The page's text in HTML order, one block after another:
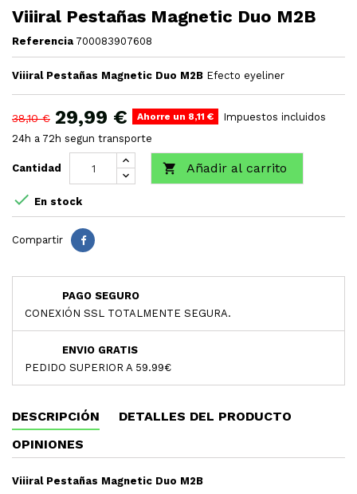
Viiiral Pestañas Magnetic Duo M2B
Referencia 700083907608
Viiiral Pestañas Magnetic Duo M2B Efecto eyeliner
38,10 € 29,99 € Ahorre un 8,11 €
Impuestos incluidos
24h a 72h segun transporte
Cantidad  Añadir al carrito
 En stock
Compartir
PAGO SEGURO
CONEXIÓN SSL TOTALMENTE SEGURA.
ENVIO GRATIS
PEDIDO SUPERIOR A 59.99€
DESCRIPCIÓN
DETALLES DEL PRODUCTO
OPINIONES
Viiiral Pestañas Magnetic Duo M2B